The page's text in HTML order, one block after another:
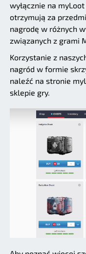
wyłącznie na
otrzymują za
nagrodę w różnych
związanych z grami
Korzystanie z
nagród w formie
naleźć na stronie
sklepie gry.